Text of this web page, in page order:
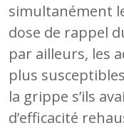
simultanément
dose de rappel
par ailleurs, les
plus
la grippe s’ils
d’efficacité